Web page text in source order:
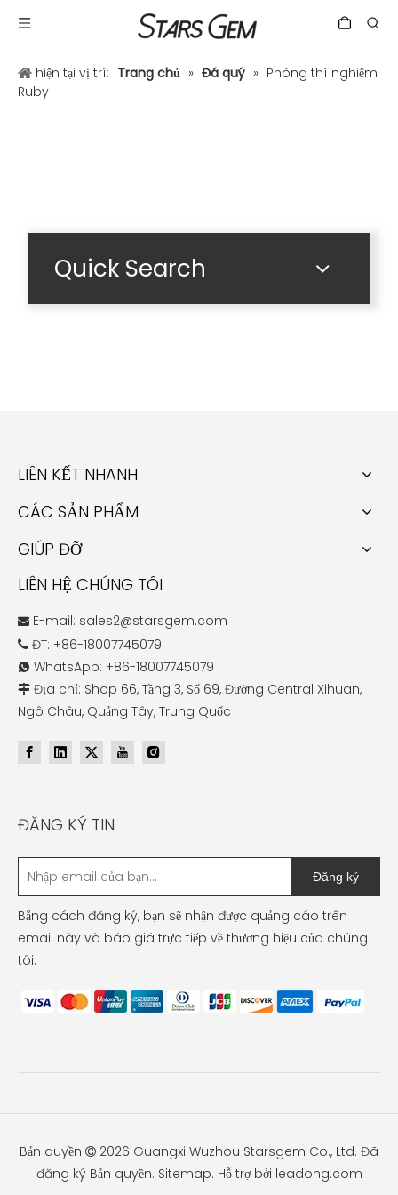
hiện tại vị trí: Trang chủ » Đá quý » Phòng thí nghiệm
Ruby
Quick Search
LIÊN KẾT NHANH
CÁC SẢN PHẨM
GIÚP ĐỠ
LIÊN HỆ CHÚNG TÔI
 E-mail: sales2@starsgem.com
 ĐT: +86-18007745079
 WhatsApp: +86-18007745079
 Địa chỉ: Shop 66, Tầng 3, Số 69, Đường Central Xihuan,
Ngô Châu, Quảng Tây, Trung Quốc
ĐĂNG KÝ TIN
Đăng ký
Bằng cách đăng ký, bạn sẽ nhận được quảng cáo trên
email này và báo giá trực tiếp về thương hiệu của chúng
tôi.
Bản quyền  2026 Guangxi Wuzhou Starsgem Co., Ltd. Đã
đăng ký Bản quyền. Sitemap. Hỗ trợ bởi leadong.com